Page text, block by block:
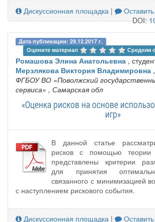
Дискуссионная площадка |
DOI:
Дата публикации: 29.12.2017 г.
Оцените материал
Средняя
Ромашова Элина Анатольевна ,
Мерзлякова Виктория Владимировна
ФГБОУ ВО «Поволжский
сервиса» , Самарская обл
«Оценка рисков на основе
игр»
В данной статье
рисков с помощью
представлены критерии
для принятия
связанного с минимизацией
с наступлением рискового события.
Дискуссионная площадка |